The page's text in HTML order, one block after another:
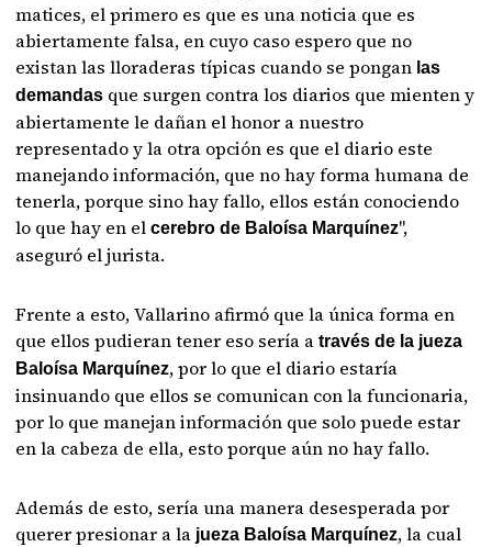
matices, el primero es que es una noticia que es
abiertamente falsa, en cuyo caso espero que no
existan las lloraderas típicas cuando se pongan las
demandas que surgen contra los diarios que mienten y
abiertamente le dañan el honor a nuestro
representado y la otra opción es que el diario este
manejando información, que no hay forma humana de
tenerla, porque sino hay fallo, ellos están conociendo
lo que hay en elcerebro de Baloísa Marquínez",
aseguró el jurista.
Frente a esto, Vallarino afirmó que la única forma en
que ellos pudieran tener eso sería através de la jueza
Baloísa Marquínez, por lo que el diario estaría
insinuando que ellos se comunican con la funcionaria,
por lo que manejan información que solo puede estar
en la cabeza de ella, esto porque aún no hay fallo.
Además de esto, sería una manera desesperada por
querer presionar a la jueza Baloísa Marquínez, la cual